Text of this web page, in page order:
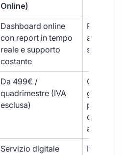
Online)
Dashboard online
con report in tempo
reale e supporto
costante
Report
sporadici
Da 499€ /
quadrimestre (IVA
esclusa)
Costi
più
ogni
Servizio digitale
Iter